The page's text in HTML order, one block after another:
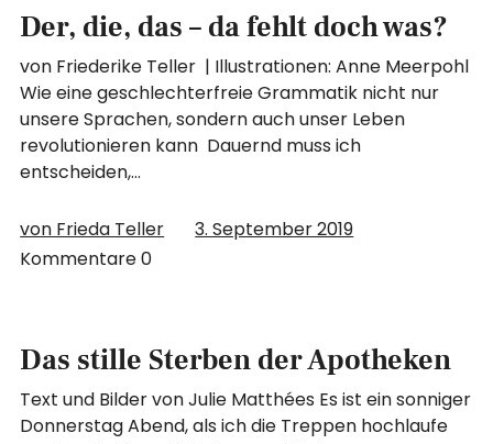
Der, die, das – da fehlt doch was?
von Friederike Teller | Illustrationen: Anne Meerpohl
Wie eine geschlechterfreie Grammatik nicht nur
unsere Sprachen, sondern auch unser Leben
revolutionieren kann Dauernd muss ich
entscheiden,…
von Frieda Teller
3. September 2019
Kommentare0
Das stille Sterben der Apotheken
Text und Bilder von Julie Matthées Es ist ein sonniger
Donnerstag Abend, als ich die Treppen hochlaufe